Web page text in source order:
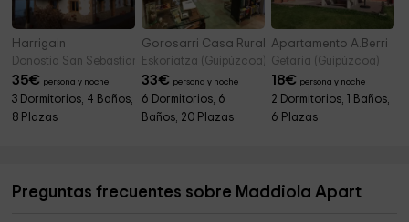
Harrigain
Donostia San Sebastian (Guipúzcoa)
35€ persona y noche
3 Dormitorios, 4 Baños,
8 Plazas
Gorosarri Casa Rural-Apartamentos
Eskoriatza (Guipúzcoa)
33€ persona y noche
6 Dormitorios, 6
Baños, 20 Plazas
Apartamento A.Berri
Getaria (Guipúzcoa)
18€ persona y noche
2 Dormitorios, 1 Baños,
6 Plazas
Preguntas frecuentes sobre Maddiola Apart